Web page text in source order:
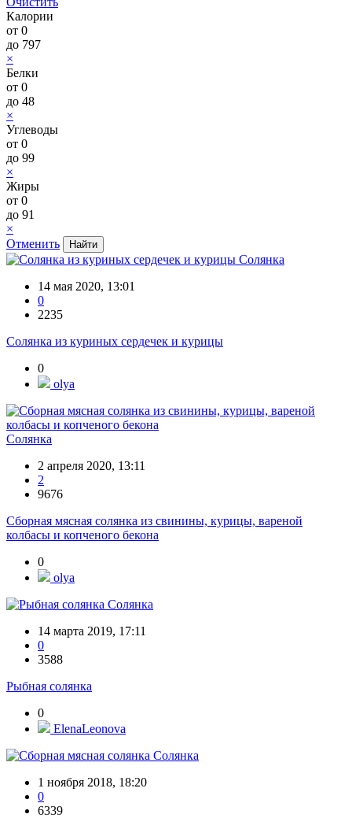
Калории
от 0
до 797
×
Белки
от 0
до 48
×
Углеводы
от 0
до 99
×
Жиры
от 0
до 91
×
Отменить
Солянка
14 мая 2020, 13:01
0
2235
Солянка из куриных сердечек и курицы
0
olya
Солянка
2 апреля 2020, 13:11
2
9676
Сборная мясная солянка из свинины, курицы, вареной
колбасы и копченого бекона
0
olya
Солянка
14 марта 2019, 17:11
0
3588
Рыбная солянка
0
ElenaLeonova
Солянка
1 ноября 2018, 18:20
0
6339